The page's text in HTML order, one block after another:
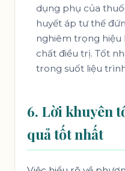
dụng phụ của
huyết áp tư thế
nghiêm trọng hiệu
chất điều trị. Tốt
trong suốt liệu
6. Lời khuyên
quả tốt nhất